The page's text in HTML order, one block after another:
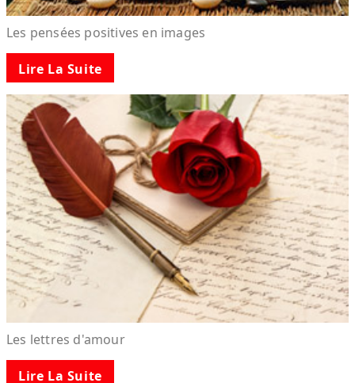
Les pensées positives en images
Lire La Suite
Les lettres d'amour
Lire La Suite